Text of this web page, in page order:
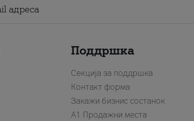
Поддршка
Секција за поддршка
Контакт форма
Закажи бизнис состанок
A1 Продажни места